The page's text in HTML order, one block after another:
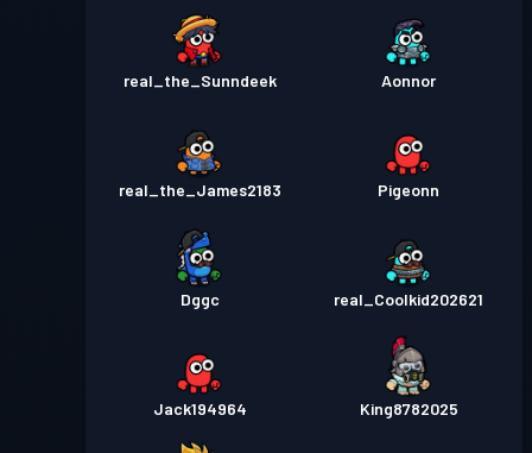
real_the_Sunndeek Aonnor
real_the_James2183 Pigeonn
Dggc real_Coolkid202621
Jack194964 King8782025